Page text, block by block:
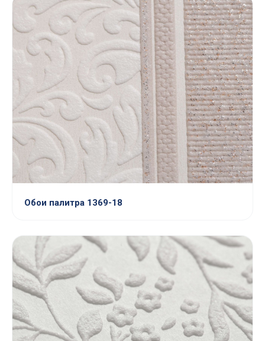
Обои палитра 1369-18